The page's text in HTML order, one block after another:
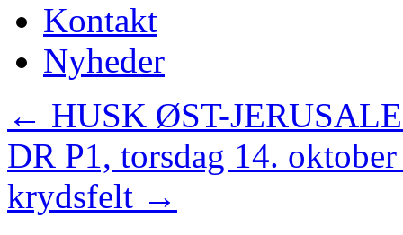
Kontakt
Nyheder
← HUSK ØST-
DR P1, torsdag 14.
krydsfelt →